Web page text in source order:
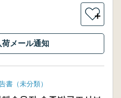
＋
荷メール通知
書（未分類）